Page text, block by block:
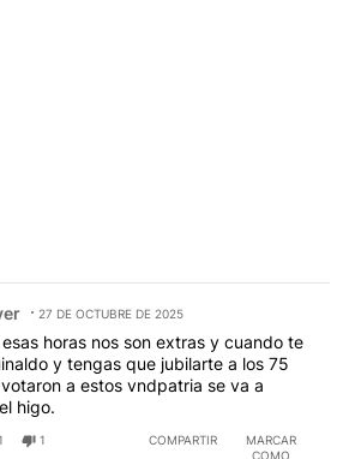
27 DE OCTUBRE DE 2025
esas horas nos son extras y cuando te
y tengas que jubilarte a los 75
a estos vndpatria se va a
higo.
1 COMPARTIR
MARCAR
COMO